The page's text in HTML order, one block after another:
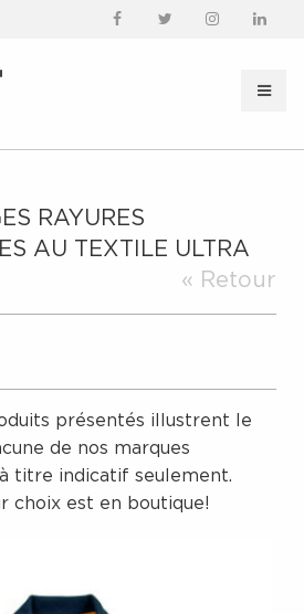
RAYURES
AU TEXTILE ULTRA
« Retour
présentés illustrent le
de nos marques
titre indicatif seulement.
choix est en boutique!